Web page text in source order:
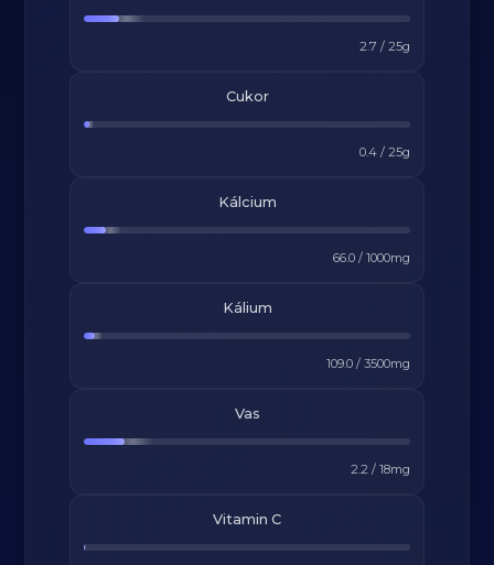
2.7 / 25g
Cukor
0.4/ 25g
Kálcium
66.0/ 1000mg
Kálium
109.0/ 3500mg
Vas
2.2/ 18mg
Vitamin C